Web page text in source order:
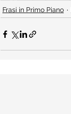
Frasi in Primo Piano